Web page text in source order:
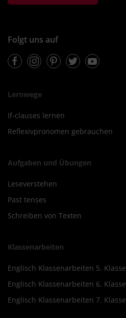
Folgt uns auf
FacebookInstagramPinterestTwitterYoutube
Lernwege
If-clauses lernen
Reflexivpronomen gebrauchen
Aufgaben und Übungen
Leseverstehen
Past tenses
Schreiben von Texten
Klassenarbeiten
Englisch Klassenarbeiten 5. Klasse
Englisch Klassenarbeiten 6. Klasse
Englisch Klassenarbeiten 7. Klasse